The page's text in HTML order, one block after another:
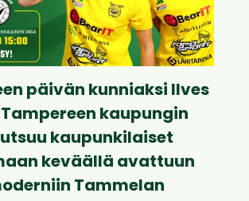
päivän kunniaksi Ilves
kaupungin
kaupunkilaiset
keväällä avattuun
Tammelan